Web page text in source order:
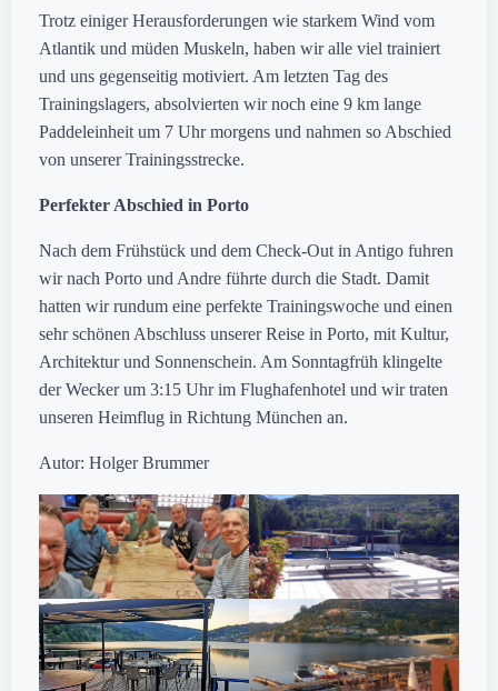
Trotz einiger Herausforderungen wie starkem Wind vom
Atlantik und müden Muskeln, haben wir alle viel trainiert
und uns gegenseitig motiviert. Am letzten Tag des
Trainingslagers, absolvierten wir noch eine 9 km lange
Paddeleinheit um 7 Uhr morgens und nahmen so Abschied
von unserer Trainingsstrecke.
Perfekter Abschied in Porto
Nach dem Frühstück und dem Check-Out in Antigo fuhren
wir nach Porto und Andre führte durch die Stadt. Damit
hatten wir rundum eine perfekte Trainingswoche und einen
sehr schönen Abschluss unserer Reise in Porto, mit Kultur,
Architektur und Sonnenschein. Am Sonntagfrüh klingelte
der Wecker um 3:15 Uhr im Flughafenhotel und wir traten
unseren Heimflug in Richtung München an.
Autor: Holger Brummer